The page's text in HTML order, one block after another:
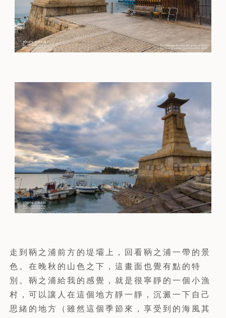
走到鞆之浦前方的堤壩上，回看鞆之浦一帶的景
色。在晚秋的山色之下，這畫面也覺有點的特
別。鞆之浦給我的感覺，就是很寧靜的一個小漁
村，可以讓人在這個地方靜一靜，沉澱一下自己
思緒的地方（雖然這個季節來，享受到的海風其